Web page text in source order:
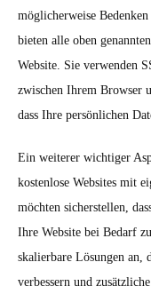
möglicherweise
bieten alle oben
Website. Sie verwenden
zwischen Ihrem Browser
dass Ihre persönlichen
Ein weiterer wichtiger
kostenlose Websites mit
möchten sicherstellen,
Ihre Website bei Bedarf
skalierbare Lösungen an,
verbessern und